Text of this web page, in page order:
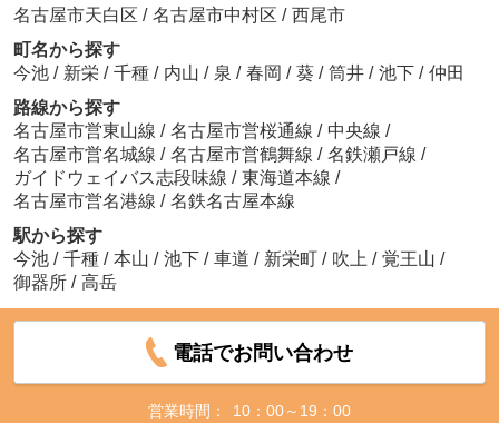
名古屋市天白区 / 名古屋市中村区 / 西尾市
町名から探す
今池 / 新栄 / 千種 / 内山 / 泉 / 春岡 / 葵 / 筒井 / 池下 / 仲田
路線から探す
名古屋市営東山線 / 名古屋市営桜通線 / 中央線 /
名古屋市営名城線 / 名古屋市営鶴舞線 / 名鉄瀬戸線 /
ガイドウェイバス志段味線 / 東海道本線 /
名古屋市営名港線 / 名鉄名古屋本線
駅から探す
今池 / 千種 / 本山 / 池下 / 車道 / 新栄町 / 吹上 / 覚王山 /
御器所 / 高岳
電話でお問い合わせ
営業時間： 10：00～19：00